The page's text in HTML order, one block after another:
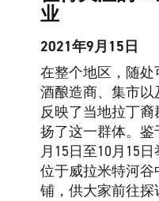
业
2021年9月15日
在整个地区，随
酒酿造商、集市
反映了当地拉丁
扬了这一群体。鉴
月15日至10月15
位于威拉米特河
铺，供大家前往探